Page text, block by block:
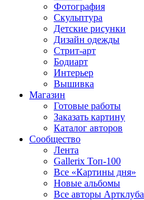
Фотография
Скульптура
Детские рисунки
Дизайн одежды
Стрит-арт
Бодиарт
Интерьер
Вышивка
Магазин
Готовые работы
Заказать картину
Каталог авторов
Сообщество
Лента
Gallerix Топ-100
Все «Картины дня»
Новые альбомы
Все авторы Артклуба